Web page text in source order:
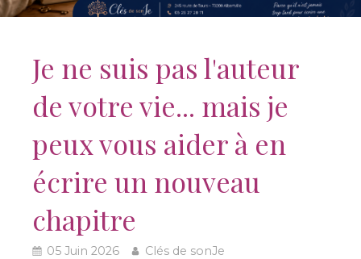
Je ne suis pas l'auteur
de votre vie... mais je
peux vous aider à en
écrire un nouveau
chapitre
05 Juin 2026 Clés de sonJe